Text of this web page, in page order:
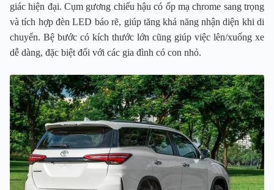
giác hiện đại. Cụm gương chiếu hậu có ốp mạ chrome sang trọng
và tích hợp đèn LED báo rẽ, giúp tăng khả năng nhận diện khi di
chuyển. Bệ bước có kích thước lớn cũng giúp việc lên/xuống xe
dễ dàng, đặc biệt đối với các gia đình có con nhỏ.